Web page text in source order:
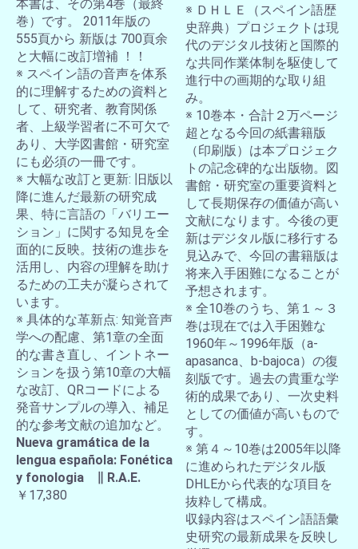
本書は、その第4巻（最終
巻）です。 2011年版の
555頁から 新版は 700頁余
と大幅に改訂増補 ！！
※ スペイン語の音声を体系
的に理解するための資料と
して、研究者、教育関係
者、上級学習者に不可欠で
あり、大学図書館・研究室
にも必須の一冊です。
※ 大幅な改訂と更新: 旧版以
降に進んだ最新の研究成
果、特に言語の「バリエー
ション」に関する知見を全
面的に反映。技術の進歩を
活用し、内容の理解を助け
るための工夫が凝らされて
います。
※ 具体的な革新点: 知覚音声
学への配慮、第1章の全面
的な書き直し、イントネー
ションを扱う第10章の大幅
な改訂、QRコードによる
発音サンプルの導入、補足
的な参考文献の追加など。
Nueva gramática de la
lengua española: Fonética
y fonologia ∥ R.A.E.
￥17,380
※ ＤＨＬＥ（スペイン語歴
史辞典）プロジェクトは現
代のデジタル技術と国際的
な共同作業体制を駆使して
進行中の画期的な取り組
み。
※ 10巻本・合計２万ページ
超となる今回の紙書籍版
（印刷版）は本プロジェク
トの記念碑的な出版物。図
書館・研究室の重要資料と
して長期保存の価値が高い
文献になります。今後の更
新はデジタル版に移行する
見込みで、今回の書籍版は
将来入手困難になることが
予想されます。
※ 全10巻のうち、第１～３
巻は現在では入手困難な
1960年～1996年版（a-
apasanca、b-bajoca）の復
刻版です。過去の貴重な学
術的成果であり、一次史料
としての価値が高いもので
す。
※ 第４～10巻は2005年以降
に進められたデジタル版
DHLEから代表的な項目を
抜粋して構成。
収録内容はスペイン語語彙
史研究の最新成果を反映し